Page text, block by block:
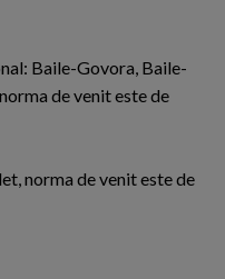
Baile-Govora, Baile-
de venit este de
norma de venit este de